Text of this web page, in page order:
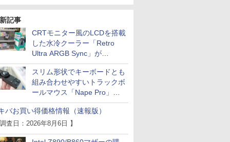
記事
CRTモニター風のLCDを搭載
した水冷クーラー「Retro
Ultra ARGB Sync」が
Thermaltakeから
スリム形状でキーボードとも
組み合わせやすいトラックボ
ールマウス「Nape Pro」が
Keychronから
バお買い得価格情報（速報版）
査日：2026年8月6日 】